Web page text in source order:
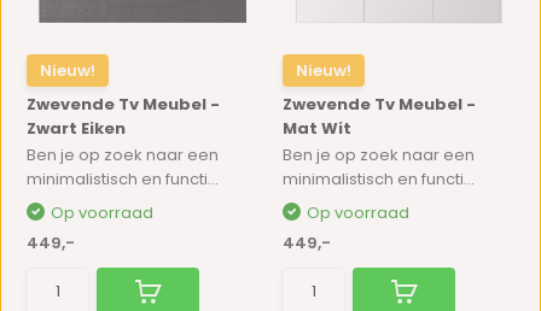
Nieuw!
Zwevende Tv Meubel -
Zwart Eiken
Ben je op zoek naar een
minimalistisch en functi...
Op voorraad
449,-
Nieuw!
Zwevende Tv Meubel -
Mat Wit
Ben je op zoek naar een
minimalistisch en functi...
Op voorraad
449,-